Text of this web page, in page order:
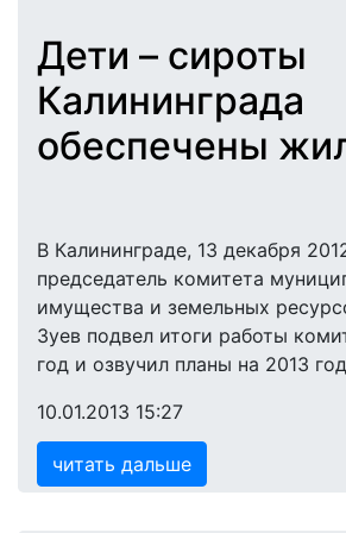
Дети – сироты
Калининграда
обеспечены
В Калининграде, 13 декабря
председатель комитета
имущества и земельных
Зуев подвел итоги работы
год и озвучил планы на 2013
10.01.2013 15:27
читать дальше